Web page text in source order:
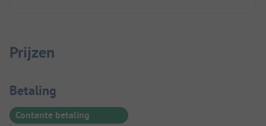
Prijzen
Betaalinformatie
Betaling
Contante betaling